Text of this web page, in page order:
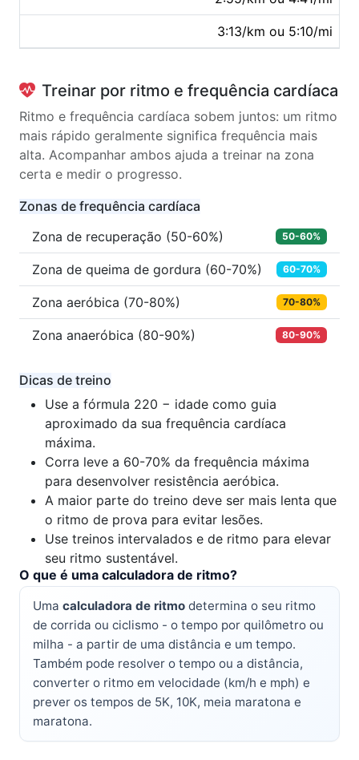
3:13/km ou 5:10/mi
Treinar por ritmo e frequência cardíaca
Ritmo e frequência cardíaca sobem juntos: um ritmo
mais rápido geralmente significa frequência mais
alta. Acompanhar ambos ajuda a treinar na zona
certa e medir o progresso.
Zonas de frequência cardíaca
Zona de recuperação (50-60%)
50-60%
Zona de queima de gordura (60-70%) 60-70%
Zona aeróbica (70-80%) 70-80%
Zona anaeróbica (80-90%) 80-90%
Dicas de treino
Use a fórmula 220 − idade como guia
aproximado da sua frequência cardíaca
máxima.
Corra leve a 60-70% da frequência máxima
para desenvolver resistência aeróbica.
A maior parte do treino deve ser mais lenta que
o ritmo de prova para evitar lesões.
Use treinos intervalados e de ritmo para elevar
seu ritmo sustentável.
O que é uma calculadora de ritmo?
Uma calculadora de ritmo determina o seu ritmo
de corrida ou ciclismo - o tempo por quilômetro ou
milha - a partir de uma distância e um tempo.
Também pode resolver o tempo ou a distância,
converter o ritmo em velocidade (km/h e mph) e
prever os tempos de 5K, 10K, meia maratona e
maratona.